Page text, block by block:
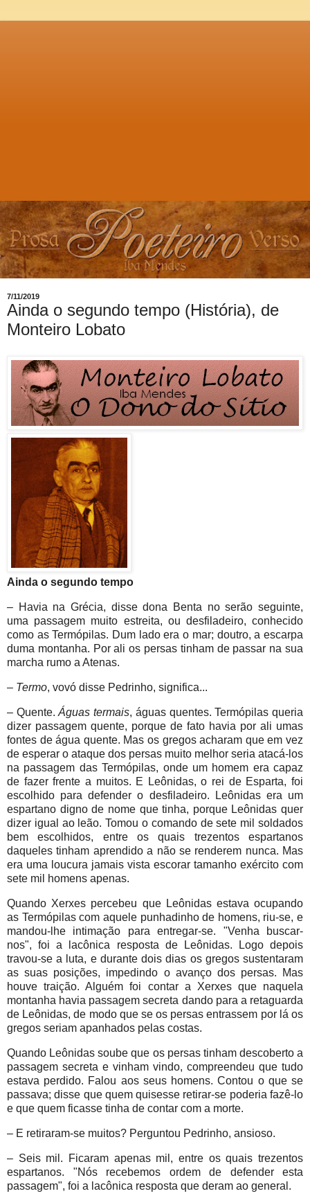
7/11/2019
Ainda o segundo tempo (História), de
Monteiro Lobato
Ainda o segundo tempo
– Havia na Grécia, disse dona Benta no serão seguinte,
uma passagem muito estreita, ou desfiladeiro, conhecido
como as Termópilas. Dum lado era o mar; doutro, a escarpa
duma montanha. Por ali os persas tinham de passar na sua
marcha rumo a Atenas.
– Termo, vovó disse Pedrinho, significa...
– Quente.Águas termais, águas quentes. Termópilas queria
dizer passagem quente, porque de fato havia por ali umas
fontes de água quente. Mas os gregos acharam que em vez
de esperar o ataque dos persas muito melhor seria atacá-los
na passagem das Termópilas, onde um homem era capaz
de fazer frente a muitos. E Leônidas, o rei de Esparta, foi
escolhido para defender o desfiladeiro. Leônidas era um
espartano digno de nome que tinha, porque Leônidas quer
dizer igual ao leão. Tomou o comando de sete mil soldados
bem escolhidos, entre os quais trezentos espartanos
daqueles tinham aprendido a não se renderem nunca. Mas
era uma loucura jamais vista escorar tamanho exército com
sete mil homens apenas.
Quando Xerxes percebeu que Leônidas estava ocupando
as Termópilas com aquele punhadinho de homens, riu-se, e
mandou-lhe intimação para entregar-se. "Venha buscar-
nos", foi a lacônica resposta de Leônidas. Logo depois
travou-se a luta, e durante dois dias os gregos sustentaram
as suas posições, impedindo o avanço dos persas. Mas
houve traição. Alguém foi contar a Xerxes que naquela
montanha havia passagem secreta dando para a retaguarda
de Leônidas, de modo que se os persas entrassem por lá os
gregos seriam apanhados pelas costas.
Quando Leônidas soube que os persas tinham descoberto a
passagem secreta e vinham vindo, compreendeu que tudo
estava perdido. Falou aos seus homens. Contou o que se
passava; disse que quem quisesse retirar-se poderia fazê-lo
e que quem ficasse tinha de contar com a morte.
– E retiraram-se muitos? Perguntou Pedrinho, ansioso.
– Seis mil. Ficaram apenas mil, entre os quais trezentos
espartanos. "Nós recebemos ordem de defender esta
passagem", foi a lacônica resposta que deram ao general.